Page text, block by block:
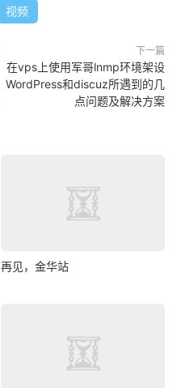
视频
下一篇
在vps上使用军哥lnmp环境架设
WordPress和discuz所遇到的几
点问题及解决方案
再见，金华站